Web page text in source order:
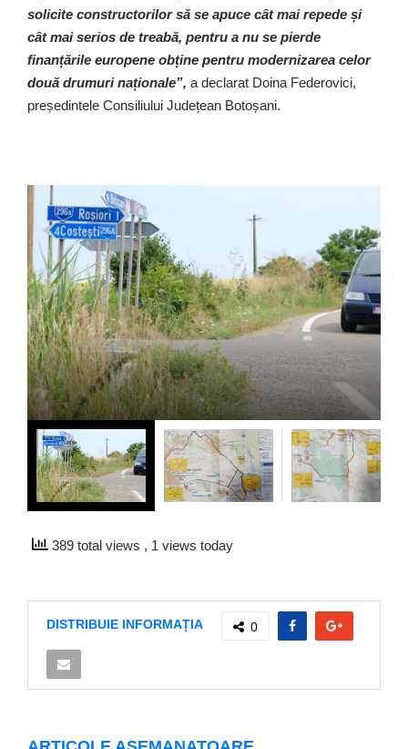
solicite constructorilor să se apuce cât mai repede și
cât mai serios de treabă, pentru a nu se pierde
finanțările europene obține pentru modernizarea celor
două drumuri naționale”, a declarat Doina Federovici,
președintele Consiliului Județean Botoșani.
389 total views , 1 views today
DISTRIBUIE INFORMAȚIA 0